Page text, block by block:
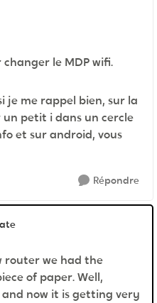
le MDP wifi.
je me rappel bien, sur la
un petit i dans un cercle
et sur android, vous
Répondre
router we had the
of paper. Well,
now it is getting very